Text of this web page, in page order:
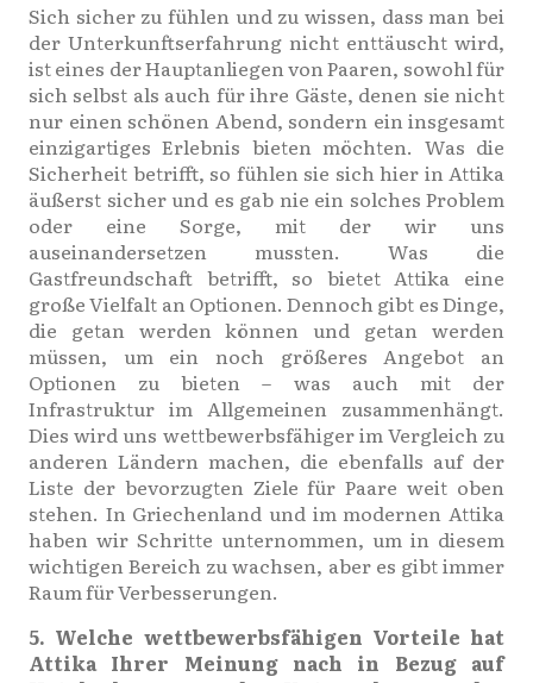
Sich sicher zu fühlen und zu wissen, dass man bei
der Unterkunftserfahrung nicht enttäuscht wird,
ist eines der Hauptanliegen von Paaren, sowohl für
sich selbst als auch für ihre Gäste, denen sie nicht
nur einen schönen Abend, sondern ein insgesamt
einzigartiges Erlebnis bieten möchten. Was die
Sicherheit betrifft, so fühlen sie sich hier in Attika
äußerst sicher und es gab nie ein solches Problem
oder eine Sorge, mit der wir uns
auseinandersetzen mussten. Was die
Gastfreundschaft betrifft, so bietet Attika eine
große Vielfalt an Optionen. Dennoch gibt es Dinge,
die getan werden können und getan werden
müssen, um ein noch größeres Angebot an
Optionen zu bieten – was auch mit der
Infrastruktur im Allgemeinen zusammenhängt.
Dies wird uns wettbewerbsfähiger im Vergleich zu
anderen Ländern machen, die ebenfalls auf der
Liste der bevorzugten Ziele für Paare weit oben
stehen. In Griechenland und im modernen Attika
haben wir Schritte unternommen, um in diesem
wichtigen Bereich zu wachsen, aber es gibt immer
Raum für Verbesserungen.
5. Welche wettbewerbsfähigen Vorteile hat
Attika Ihrer Meinung nach in Bezug auf